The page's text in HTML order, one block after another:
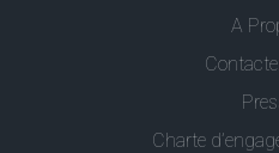
A
Charte